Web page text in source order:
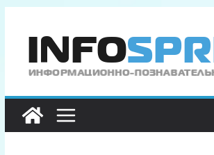
содержимому